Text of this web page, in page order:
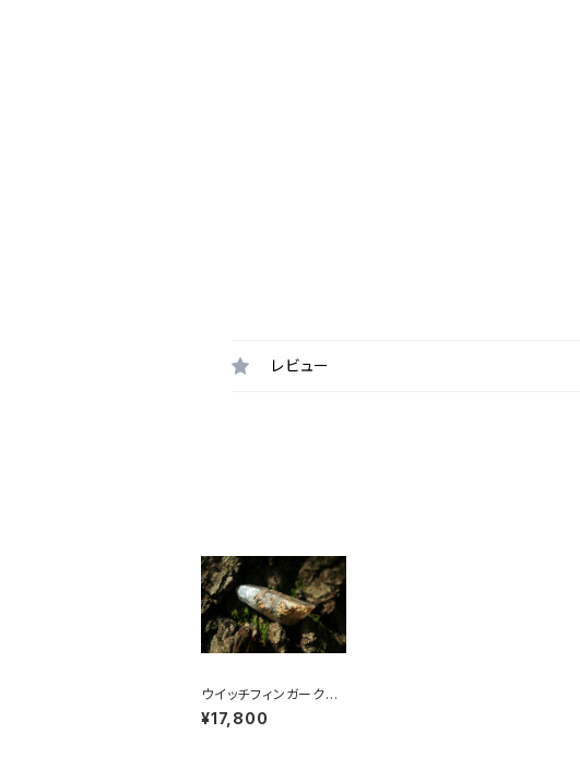
レビュー
ウイッチフィンガークォ
ーツ A
¥17,800